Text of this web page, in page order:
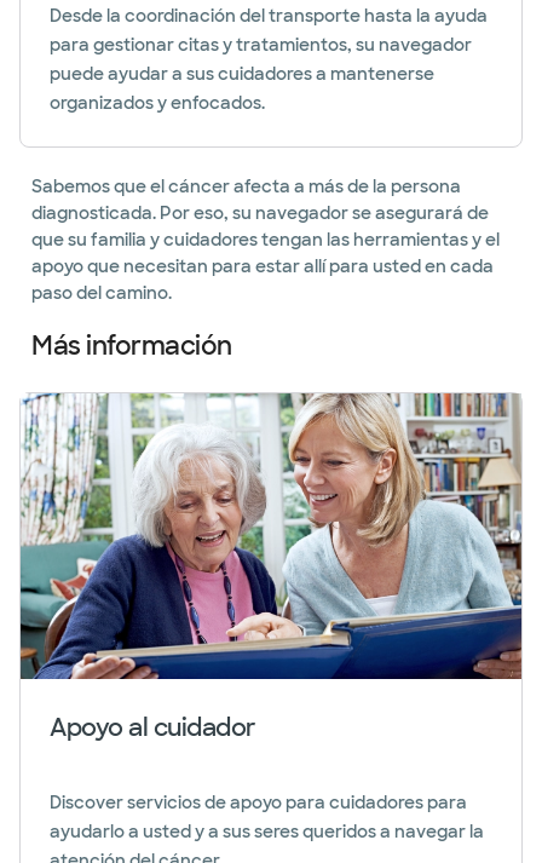
Desde la coordinación del transporte hasta la ayuda
para gestionar citas y tratamientos, su navegador
puede ayudar a sus cuidadores a mantenerse
organizados y enfocados.
Sabemos que el cáncer afecta a más de la persona
diagnosticada. Por eso, su navegador se asegurará de
que su familia y cuidadores tengan las herramientas y el
apoyo que necesitan para estar allí para usted en cada
paso del camino.
Más información
Apoyo al cuidador
Discover servicios de apoyo para cuidadores para
ayudarlo a usted y a sus seres queridos a navegar la